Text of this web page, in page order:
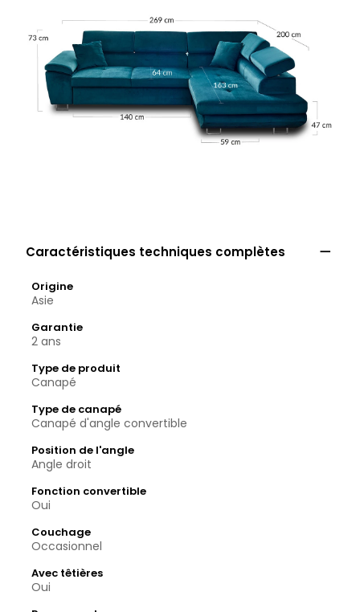
Caractéristiques techniques complètes 
Origine
Asie
Garantie
2 ans
Type de produit
Canapé
Type de canapé
Canapé d'angle convertible
Position de l'angle
Angle droit
Fonction convertible
Oui
Couchage
Occasionnel
Avec têtières
Oui